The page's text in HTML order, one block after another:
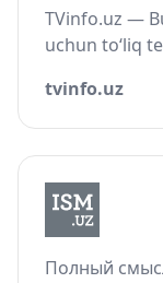
TVinfo.uz —
uchun to‘liq
tvinfo.uz
Полный